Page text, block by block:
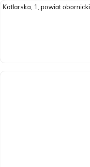
Kotlarska, 1, powiat obornicki